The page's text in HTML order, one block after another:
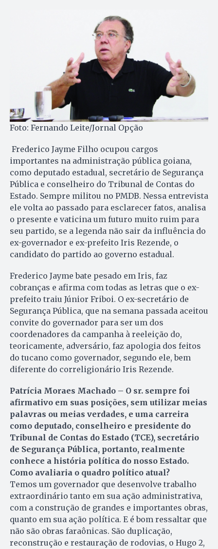
Foto: Fernando Leite/Jornal Opção
Frederico Jayme Filho ocupou cargos
importantes na administração pública goiana,
como deputado estadual, secretário de Segurança
Pública e conselheiro do Tribunal de Contas do
Estado. Sempre militou no PMDB. Nessa entrevista
ele volta ao passado para esclarecer fatos, analisa
o presente e vaticina um futuro muito ruim para
seu partido, se a legenda não sair da influência do
ex-governador e ex-prefeito Iris Rezende, o
candidato do partido ao governo estadual.
Frederico Jayme bate pesado em Iris, faz
cobranças e afirma com todas as letras que o ex-
prefeito traiu Júnior Friboi. O ex-secretário de
Segurança Pública, que na semana passada aceitou
convite do governador para ser um dos
coordenadores da campanha à reeleição do,
teoricamente, adversário, faz apologia dos feitos
do tucano como governador, segundo ele, bem
diferente do correligionário Iris Rezende.
Patrícia Moraes Machado – O sr. sempre foi
afirmativo em suas posições, sem utilizar meias
palavras ou meias verdades, e uma carreira
como deputado, conselheiro e presidente do
Tribunal de Contas do Estado (TCE), secretário
de Segurança Pública, portanto, realmente
conhece a história política do nosso Estado.
Como avaliaria o quadro político atual?
Temos um governador que desenvolve trabalho
extraordinário tanto em sua ação administrativa,
com a construção de grandes e importantes obras,
quanto em sua ação política. E é bom ressaltar que
não são obras faraônicas. São duplicação,
reconstrução e restauração de rodovias, o Hugo 2,